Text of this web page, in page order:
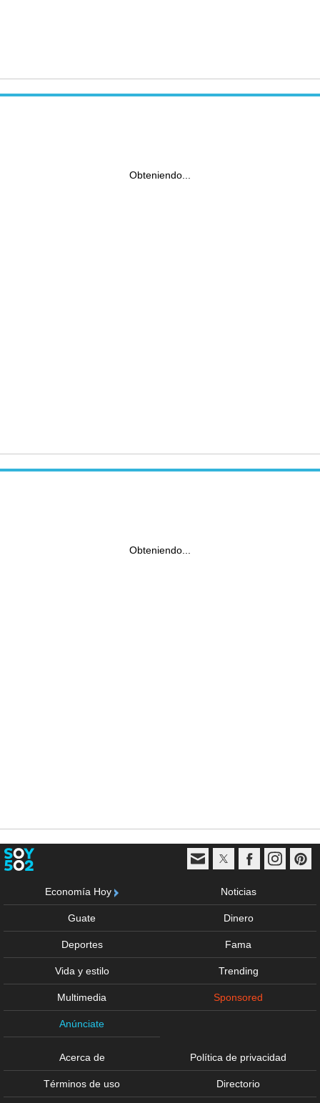
Obteniendo...
Obteniendo...
Economía Hoy Noticias
Guate Dinero
Deportes Fama
Vida y estilo Trending
Multimedia Sponsored
Anúnciate
Acerca de Política de privacidad
Términos de uso Directorio